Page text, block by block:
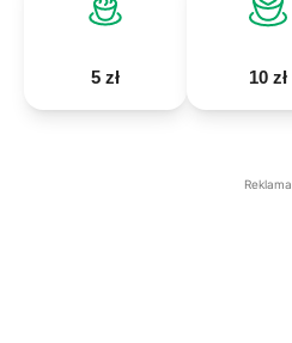
5 zł 10 zł
Reklama